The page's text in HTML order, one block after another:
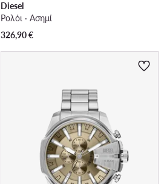
Diesel
Ρολόι · Ασημί
326,90€